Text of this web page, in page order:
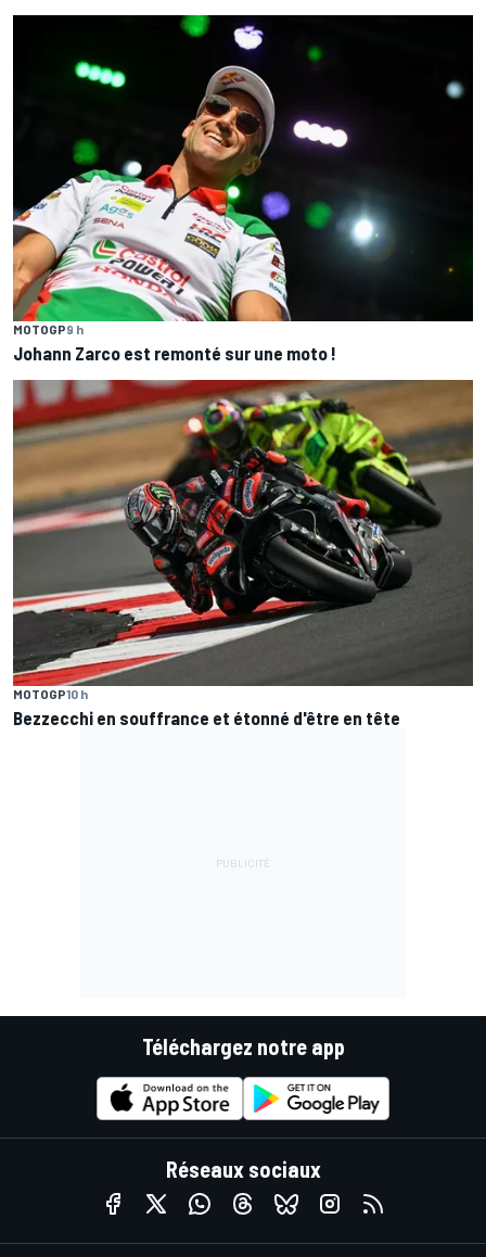
MOTOGP9 h
Johann Zarco est remonté sur une moto !
MOTOGP10 h
Bezzecchi en souffrance et étonné d'être en tête
Téléchargez notre app
Réseaux sociaux